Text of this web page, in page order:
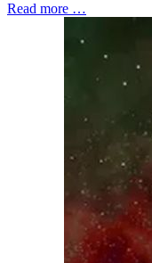
Read more …